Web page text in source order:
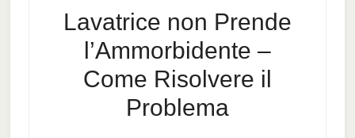
Lavatrice non Prende
l’Ammorbidente –
Come Risolvere il
Problema